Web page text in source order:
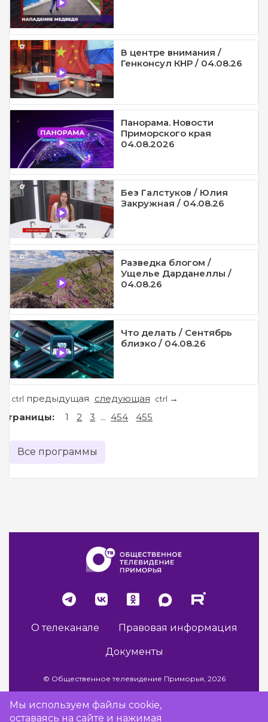
В центре внимания /
Генконсул КНР / 04.08.26
Панорама. Новости
Приморского края
04.08.2026
Без Галстуков / Юлия
Закружная / 04.08.26
Разведка блогом /
Ущелье Дарданеллы /
04.08.26
Что делать / Сентябрь
близко / 04.08.26
ctrl предыдущая следующая ctrl →
Страницы: 1 2 3 ... 454 455
Все программы
О телеканале Правовая информация
Документы
© Общественное телевидение Приморья, 2026
Разработка сайта -Vladweb
Мы используем файлы cookie,
оставаясь на сайте и нажимая